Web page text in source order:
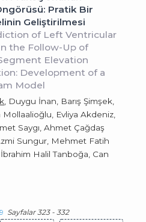
Pratik Bir
Geliştirilmesi
of Left Ventricular
the Follow-Up of
Elevation
Development of a
Model
, Duygu İnan, Barış Şimşek,
Evliya Akdeniz,
Saygı, Ahmet Çağdaş
Sungur, Mehmet Fatih
Halil Tanboğa, Can
Sayfalar 323 - 332